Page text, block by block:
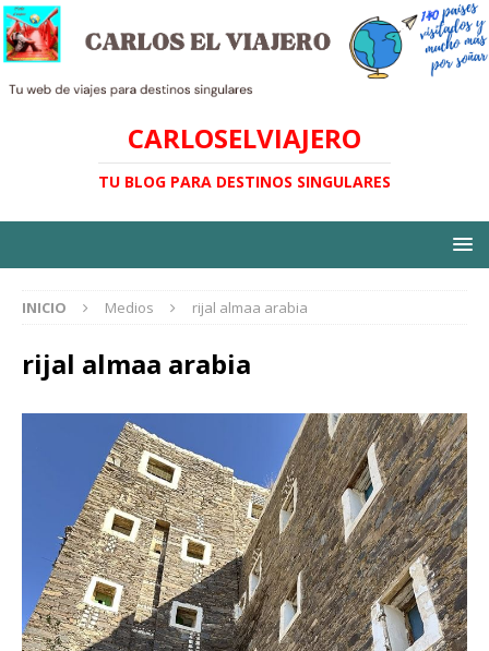
CARLOSELVIAJERO
TU BLOG PARA DESTINOS SINGULARES
INICIO Medios rijal almaa arabia
rijal almaa arabia